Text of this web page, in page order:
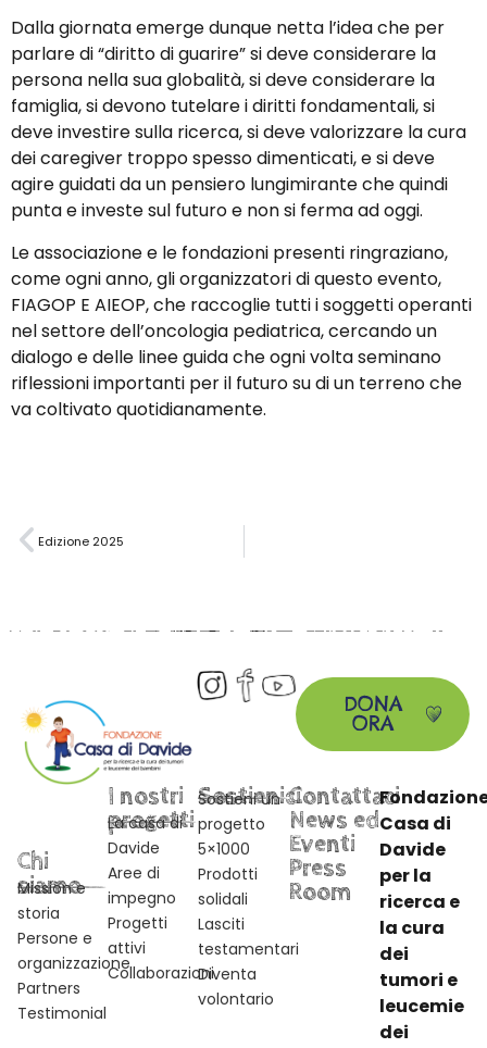
Dalla giornata emerge dunque netta l’idea che per
parlare di “diritto di guarire” si deve considerare la
persona nella sua globalità, si deve considerare la
famiglia, si devono tutelare i diritti fondamentali, si
deve investire sulla ricerca, si deve valorizzare la cura
dei caregiver troppo spesso dimenticati, e si deve
agire guidati da un pensiero lungimirante che quindi
punta e investe sul futuro e non si ferma ad oggi.
Le associazione e le fondazioni presenti ringraziano,
come ogni anno, gli organizzatori di questo evento,
FIAGOP E AIEOP, che raccoglie tutti i soggetti operanti
nel settore dell’oncologia pediatrica, cercando un
dialogo e delle linee guida che ogni volta seminano
riflessioni importanti per il futuro su di un terreno che
va coltivato quotidianamente.
Edizione 2025
DONA
ORA
Chi
siamo
Mission e
storia
Persone e
organizzazione
Partners
Testimonial
I nostri
progetti
La casa di
Davide
Aree di
impegno
Progetti
attivi
Collaborazioni
Sostienici
Sostieni un
progetto
5×1000
Prodotti
solidali
Lasciti
testamentari
Diventa
volontario
Contattaci
News ed
Eventi
Press
Room
Casa di
Davide
per la
ricerca e
la cura
dei
tumori e
leucemie
dei